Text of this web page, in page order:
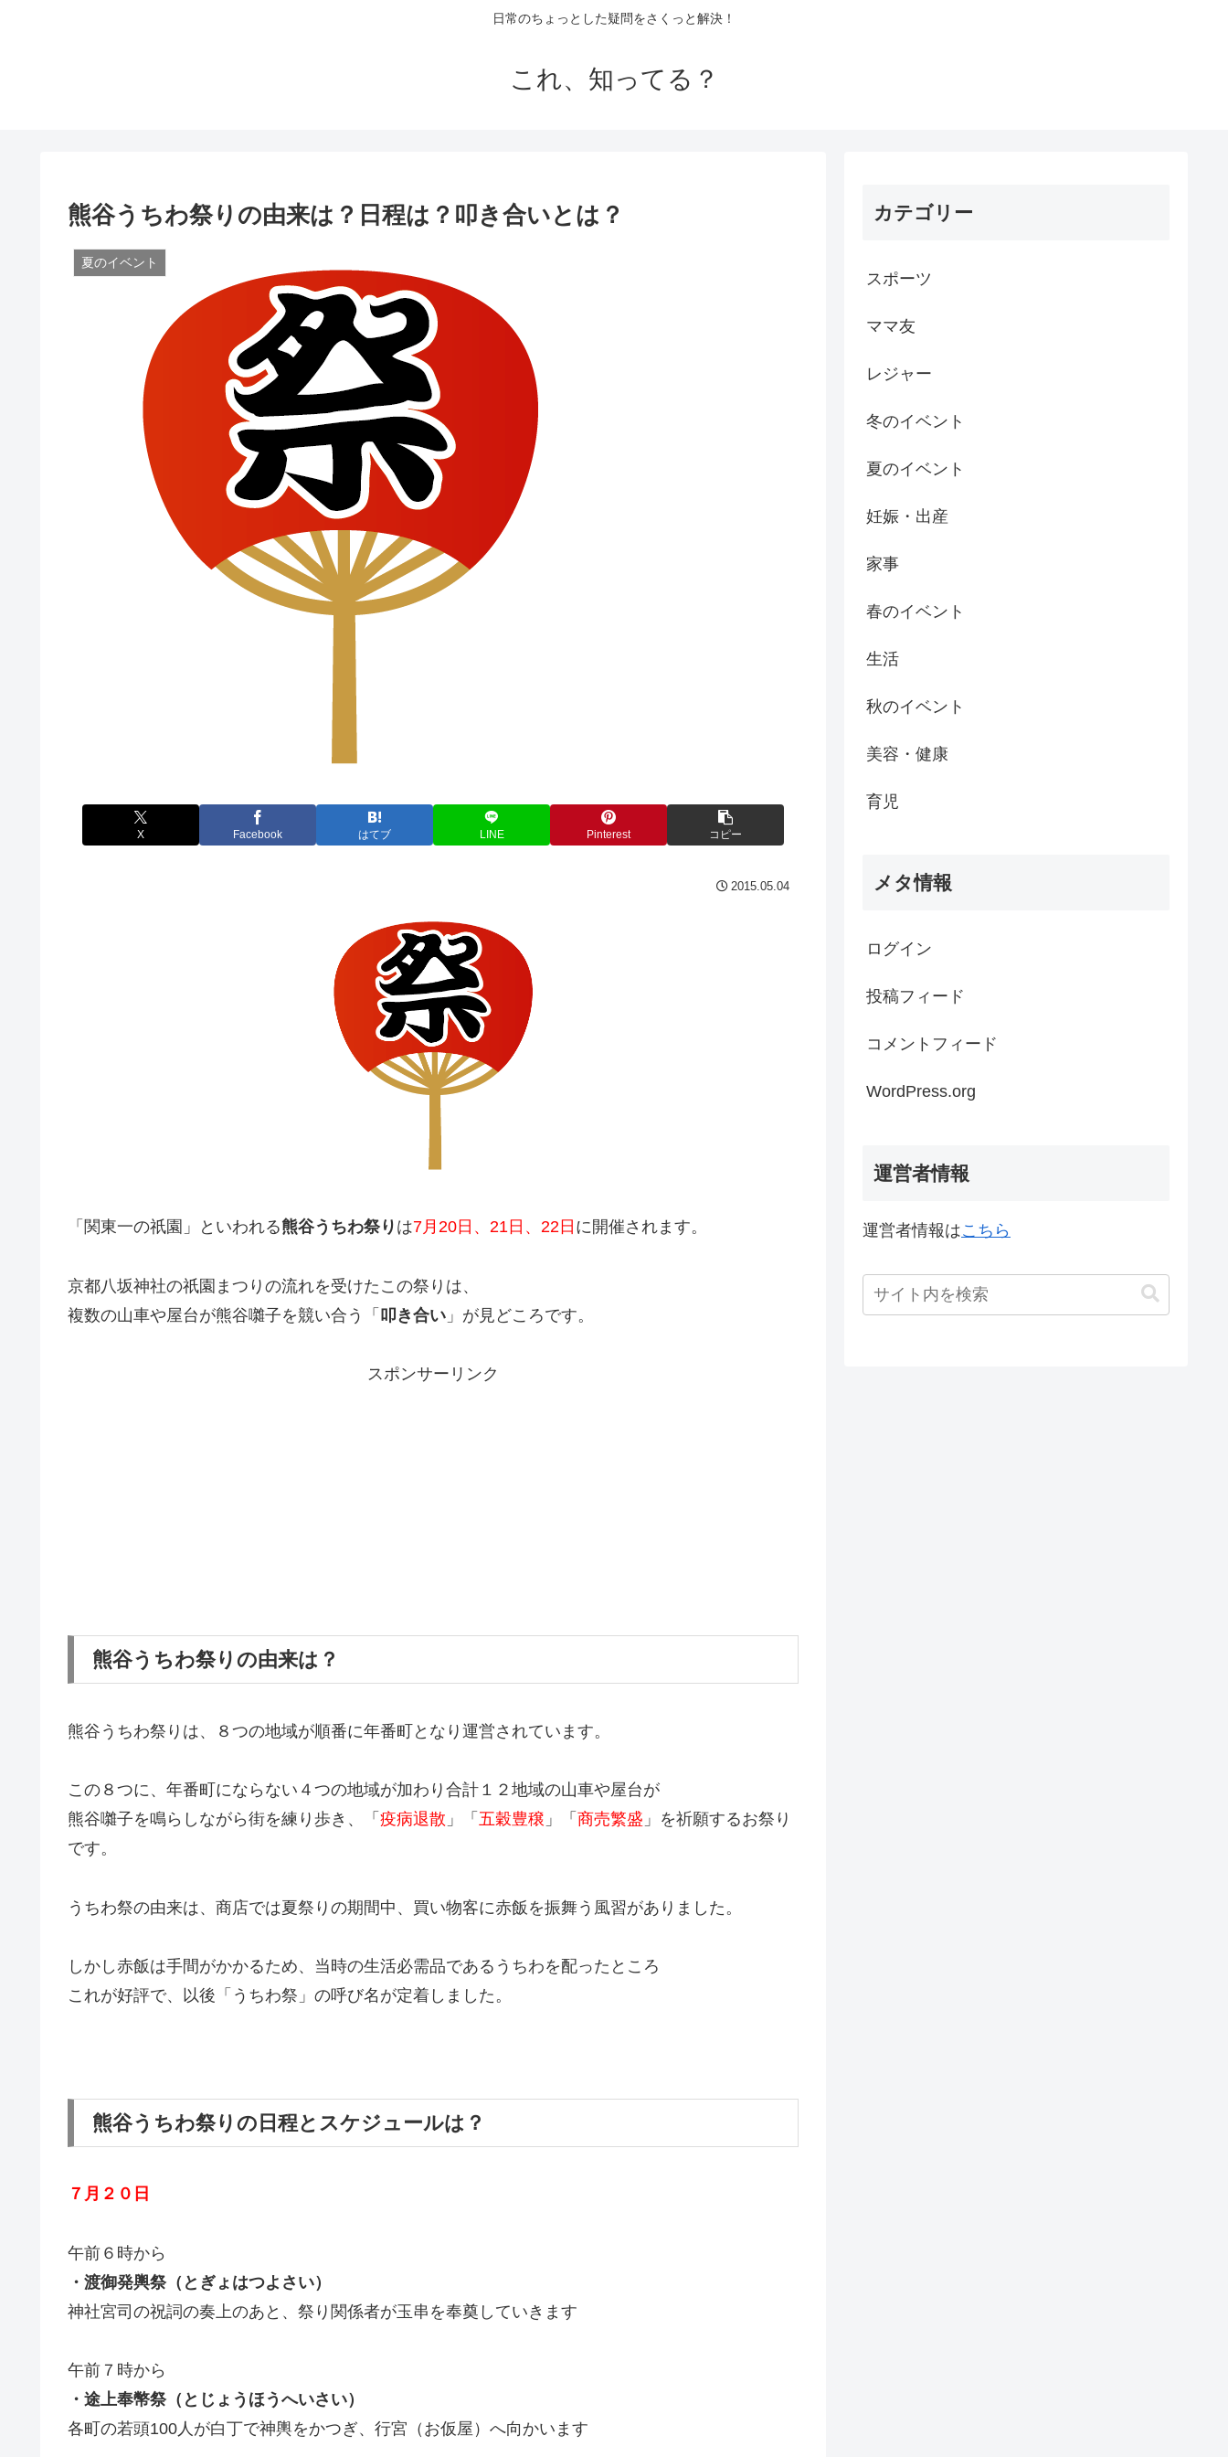
日常のちょっとした疑問をさくっと解決！
これ、知ってる？
熊谷うちわ祭りの由来は？日程は？叩き合いとは？
夏のイベント
X Facebook はてブ LINE Pinterest コピー
2015.05.04
「関東一の祇園」といわれる熊谷うちわ祭り は7月20日、21日、22日 に開催されます。
京都八坂神社の祇園まつりの流れを受けたこの祭りは、
複数の山車や屋台が熊谷囃子を競い合う「 叩き合い 」が見どころです。
スポンサーリンク
熊谷うちわ祭りの由来は？
熊谷うちわ祭りは、８つの地域が順番に年番町となり運営されています。
この８つに、年番町にならない４つの地域が加わり合計１２地域の山車や屋台が
熊谷囃子を鳴らしながら街を練り歩き、「 疫病退散 」「 五穀豊穣 」「 商売繁盛 」を祈願するお祭り
です。
うちわ祭の由来は、商店では夏祭りの期間中、買い物客に赤飯を振舞う風習がありました。
しかし赤飯は手間がかかるため、当時の生活必需品であるうちわを配ったところ
これが好評で、以後「うちわ祭」の呼び名が定着しました。
熊谷うちわ祭りの日程とスケジュールは？
７月２０日
午前６時から
・渡御発輿祭（とぎょはつよさい）
神社宮司の祝詞の奏上のあと、祭り関係者が玉串を奉奠していきます
午前７時から
・途上奉幣祭（とじょうほうへいさい）
各町の若頭100人が白丁で神輿をかつぎ、行宮（お仮屋）へ向かいます
カテゴリー
スポーツ
ママ友
レジャー
冬のイベント
夏のイベント
妊娠・出産
家事
春のイベント
生活
秋のイベント
美容・健康
育児
メタ情報
ログイン
投稿フィード
コメントフィード
WordPress.org
運営者情報
運営者情報はこちら